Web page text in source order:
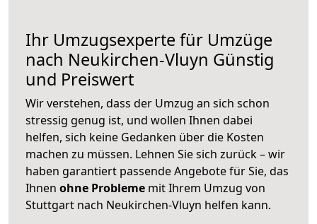
Ihr Umzugsexperte für Umzüge
nach Neukirchen-Vluyn Günstig
und Preiswert
Wir verstehen, dass der Umzug an sich schon
stressig genug ist, und wollen Ihnen dabei
helfen, sich keine Gedanken über die Kosten
machen zu müssen. Lehnen Sie sich zurück – wir
haben garantiert passende Angebote für Sie, das
Ihnen ohne Probleme mit Ihrem Umzug von
Stuttgart nach Neukirchen-Vluyn helfen kann.